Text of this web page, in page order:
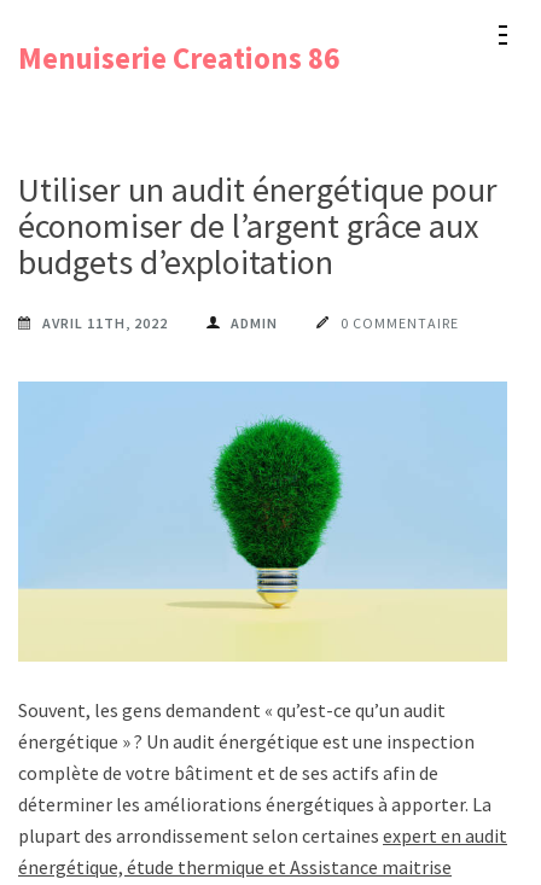
Menuiserie Creations 86
Utiliser un audit énergétique pour
économiser de l’argent grâce aux
budgets d’exploitation
AVRIL 11TH, 2022 ADMIN 0 COMMENTAIRE
Souvent, les gens demandent « qu’est-ce qu’un audit
énergétique » ? Un audit énergétique est une inspection
complète de votre bâtiment et de ses actifs afin de
déterminer les améliorations énergétiques à apporter. La
plupart des arrondissement selon certaines expert en audit
énergétique, étude thermique et Assistance maitrise